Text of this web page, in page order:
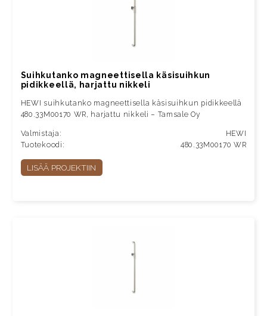
Suihkutanko magneettisella käsisuihkun
pidikkeellä, harjattu nikkeli
HEWI suihkutanko magneettisella käsisuihkun pidikkeellä
480.33M00170 WR, harjattu nikkeli – Tamsale Oy
Valmistaja:
HEWI
Tuotekoodi:
480.33M00170 WR
LISÄÄ PROJEKTIIN